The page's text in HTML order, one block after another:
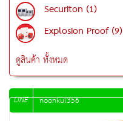
Securiton (1)
Explosion Proof (9)
ดูสินค้า ทั้งหมด
LINE noonkul356